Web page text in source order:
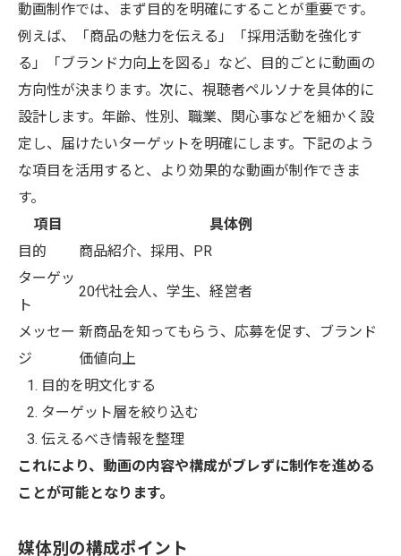
動画制作では、まず目的を明確にすることが重要です。
例えば、「商品の魅力を伝える」「採用活動を強化す
る」「ブランド力向上を図る」など、目的ごとに動画の
方向性が決まります。次に、視聴者ペルソナを具体的に
設計します。年齢、性別、職業、関心事などを細かく設
定し、届けたいターゲットを明確にします。下記のよう
な項目を活用すると、より効果的な動画が制作できま
す。
項目
具体例
目的
商品紹介、採用、PR
ターゲッ
ト
20代社会人、学生、経営者
メッセー
ジ
新商品を知ってもらう、応募を促す、ブランド
価値向上
目的を明文化する
ターゲット層を絞り込む
伝えるべき情報を整理
これにより、動画の内容や構成がブレずに制作を進める
ことが可能となります。
媒体別の構成ポイント